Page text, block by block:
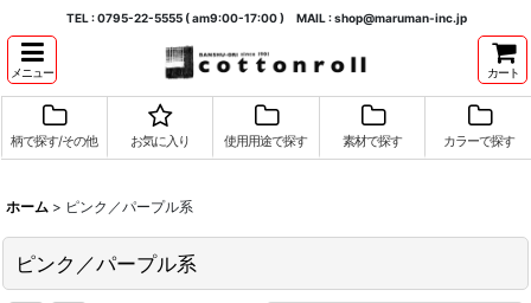
TEL : 0795-22-5555 ( am9:00-17:00 ) MAIL : shop@maruman-inc.jp
メニュー カート
柄で探す/その他 お気に入り 使用用途で探す 素材で探す カラーで探す
ホーム > ピンク／パープル系
ピンク／パープル系